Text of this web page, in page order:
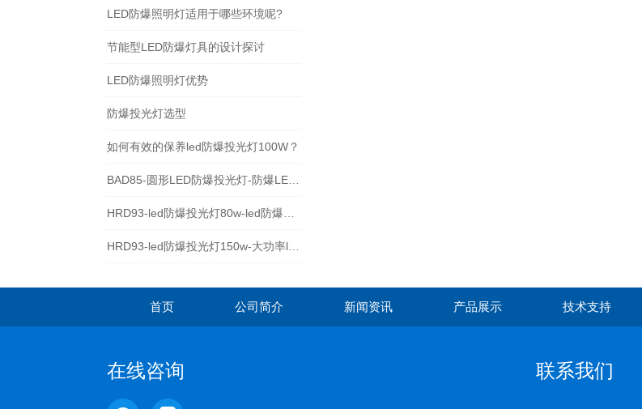
LED防爆照明灯适用于哪些环境呢?
节能型LED防爆灯具的设计探讨
LED防爆照明灯优势
防爆投光灯选型
如何有效的保养led防爆投光灯100W？
首页 公司简介 新闻资讯 产品展示 技术支持
在线咨询 联系我们